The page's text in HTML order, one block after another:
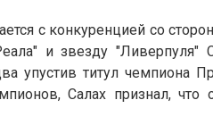
с конкуренцией со
и звезду
упустив титул чемпиона
Салах признал, что